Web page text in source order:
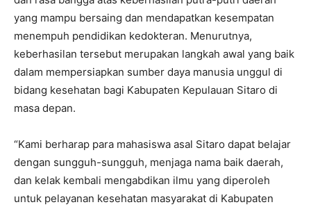
yang mampu bersaing dan mendapatkan kesempatan
menempuh pendidikan kedokteran. Menurutnya,
keberhasilan tersebut merupakan langkah awal yang baik
dalam mempersiapkan sumber daya manusia unggul di
bidang kesehatan bagi Kabupaten Kepulauan Sitaro di
masa depan.
“Kami berharap para mahasiswa asal Sitaro dapat belajar
dengan sungguh-sungguh, menjaga nama baik daerah,
dan kelak kembali mengabdikan ilmu yang diperoleh
untuk pelayanan kesehatan masyarakat di Kabupaten